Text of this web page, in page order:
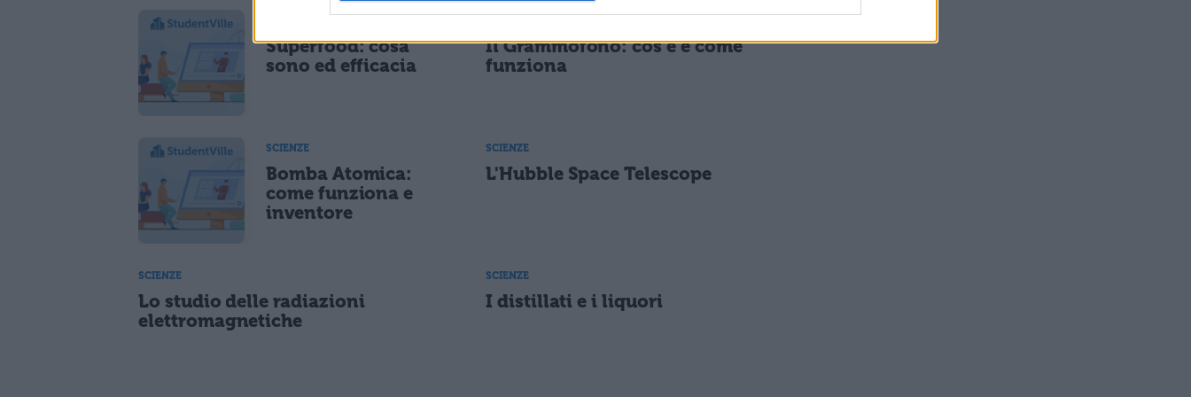
Superfood: cosa
sono ed efficacia
Il Grammofono: cos'è e come
funziona
SCIENZE
Bomba Atomica:
come funziona e
inventore
SCIENZE
L'Hubble Space Telescope
SCIENZE
Lo studio delle radiazioni
elettromagnetiche
SCIENZE
I distillati e i liquori